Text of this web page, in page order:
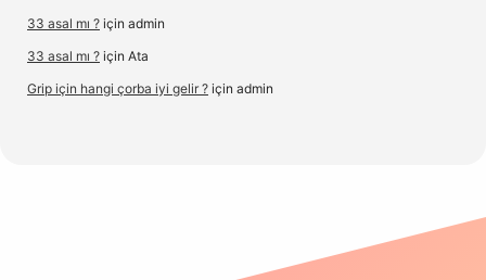
33 asal mı ? için admin
33 asal mı ? için Ata
Grip için hangi çorba iyi gelir ? için admin